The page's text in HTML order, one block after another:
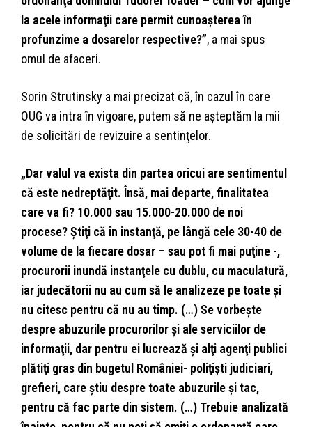
la acele informaţii care permit cunoaşterea în
profunzime a dosarelor respective?”, a mai spus
omul de afaceri.
Sorin Strutinsky a mai precizat că, în cazul în care
OUG va intra în vigoare, putem să ne aşteptăm la mii
de solicitări de revizuire a sentinţelor.
„Dar valul va exista din partea oricui are sentimentul
că este nedreptăţit. Însă, mai departe, finalitatea
care va fi? 10.000 sau 15.000-20.000 de noi
procese? Ştiţi că în instanţă, pe lângă cele 30-40 de
volume de la fiecare dosar – sau pot fi mai puţine -,
procurorii inundă instanţele cu dublu, cu maculatură,
iar judecătorii nu au cum să le analizeze pe toate şi
nu citesc pentru că nu au timp. (…) Se vorbeşte
despre abuzurile procurorilor şi ale serviciilor de
informaţii, dar pentru ei lucrează şi alţi agenţi publici
plătiţi gras din bugetul României- poliţişti judiciari,
grefieri, care ştiu despre toate abuzurile şi tac,
pentru că fac parte din sistem. (…) Trebuie analizată